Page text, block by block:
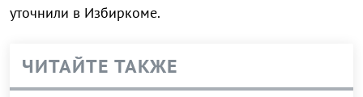
уточнили в Избиркоме.
ЧИТАЙТЕ ТАКЖЕ